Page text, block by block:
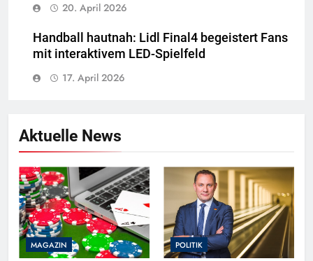
20. April 2026
Handball hautnah: Lidl Final4 begeistert Fans
mit interaktivem LED-Spielfeld
17. April 2026
Aktuelle News
MAGAZIN POLITIK